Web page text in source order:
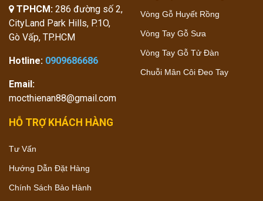
TPHCM: 286 đường số 2,
CityLand Park Hills, P.1O,
Gò Vấp, TP.HCM
Hotline: 0909686686
Email:
mocthienan88@gmail.com
Vòng Gỗ Huyết Rồng
Vòng Tay Gỗ Sưa
Vòng Tay Gỗ Tử Đàn
Chuỗi Mân Côi Đeo Tay
HỖ TRỢ KHÁCH HÀNG
Tư Vấn
Hướng Dẫn Đặt Hàng
Chính Sách Bảo Hành